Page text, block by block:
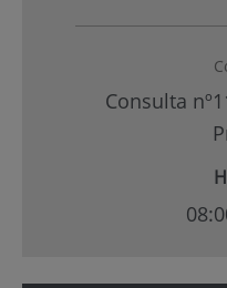
Consulta